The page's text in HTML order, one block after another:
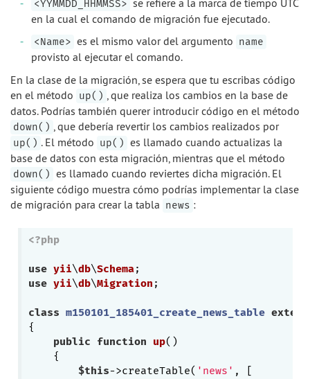
<YYMMDD_HHMMSS> se refiere a la marca de tiempo UTC
en la cual el comando de migración fue ejecutado.
<Name> es el mismo valor del argumento name
provisto al ejecutar el comando.
En la clase de la migración, se espera que tu escribas código
en el método up() , que realiza los cambios en la base de
datos. Podrías también querer introducir código en el método
down() , que debería revertir los cambios realizados por
up() . El método up() es llamado cuando actualizas la
base de datos con esta migración, mientras que el método
down() es llamado cuando reviertes dicha migración. El
siguiente código muestra cómo podrías implementar la clase
de migración para crear la tabla news :
<?php
use yii\db\Schema
use yii\db\Migration ;
class m150101_185401_create_news_table
{
public
function up()
{
$this->createTable( 'news' , [